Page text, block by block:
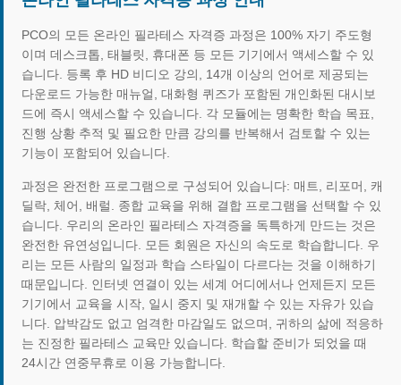
PCO의 모든 온라인 필라테스 자격증 과정은 100% 자기 주도형
이며 데스크톱, 태블릿, 휴대폰 등 모든 기기에서 액세스할 수 있
습니다. 등록 후 HD 비디오 강의, 14개 이상의 언어로 제공되는
다운로드 가능한 매뉴얼, 대화형 퀴즈가 포함된 개인화된 대시보
드에 즉시 액세스할 수 있습니다. 각 모듈에는 명확한 학습 목표,
진행 상황 추적 및 필요한 만큼 강의를 반복해서 검토할 수 있는
기능이 포함되어 있습니다.
과정은 완전한 프로그램으로 구성되어 있습니다: 매트, 리포머, 캐
딜락, 체어, 배럴. 종합 교육을 위해 결합 프로그램을 선택할 수 있
습니다. 우리의 온라인 필라테스 자격증을 독특하게 만드는 것은
완전한 유연성입니다. 모든 회원은 자신의 속도로 학습합니다. 우
리는 모든 사람의 일정과 학습 스타일이 다르다는 것을 이해하기
때문입니다. 인터넷 연결이 있는 세계 어디에서나 언제든지 모든
기기에서 교육을 시작, 일시 중지 및 재개할 수 있는 자유가 있습
니다. 압박감도 없고 엄격한 마감일도 없으며, 귀하의 삶에 적응하
는 진정한 필라테스 교육만 있습니다. 학습할 준비가 되었을 때
24시간 연중무휴로 이용 가능합니다.